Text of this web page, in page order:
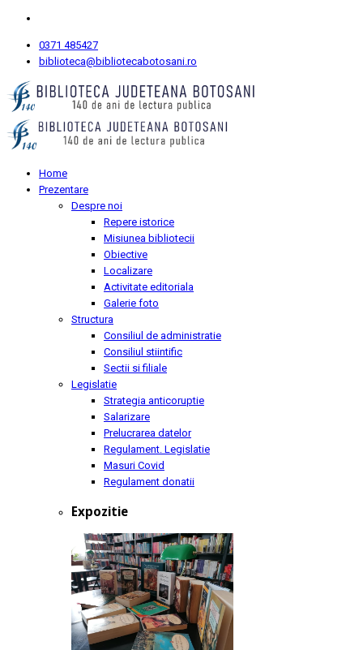
0371 485427
biblioteca@bibliotecabotosani.ro
Home
Prezentare
Despre noi
Repere istorice
Misiunea bibliotecii
Obiective
Localizare
Activitate editoriala
Galerie foto
Structura
Consiliul de administratie
Consiliul stiintific
Sectii si filiale
Legislatie
Strategia anticoruptie
Salarizare
Prelucrarea datelor
Regulament. Legislatie
Masuri Covid
Regulament donatii
Expozitie